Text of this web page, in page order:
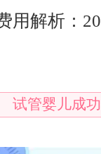
用解析：
试管婴儿成